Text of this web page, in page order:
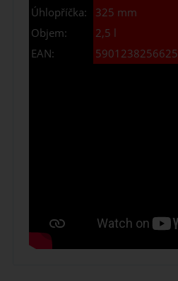
Úhlopříčka:
325 mm
Objem:
2,5 l
EAN:
5901238256625